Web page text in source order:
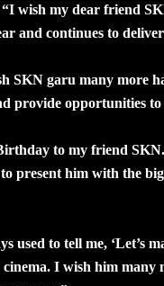
wish my dear friend
and continues to
SKN garu many more
provide opportunities
to my friend
present him with the
used to tell me, ‘Let’s
I wish him